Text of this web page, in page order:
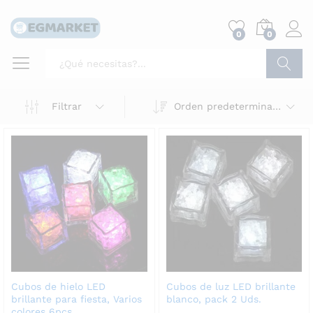
0 0
Filtrar
Orden predeterminado
Cubos de hielo LED
brillante para fiesta, Varios
Cubos de luz LED brillante
blanco, pack 2 Uds.